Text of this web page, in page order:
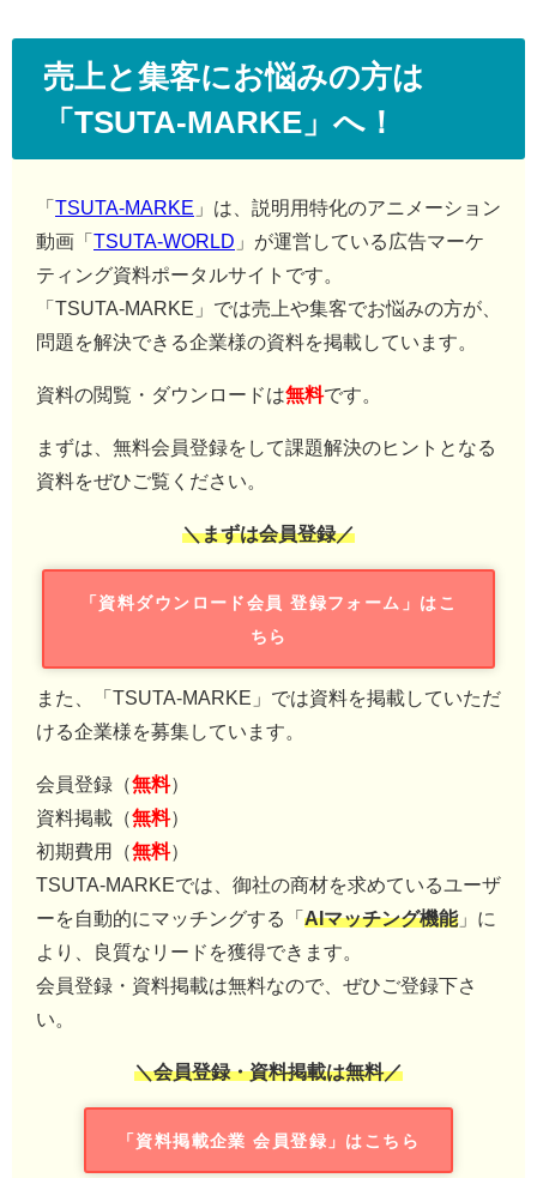
売上と集客にお悩みの方は
「TSUTA-MARKE」へ！
「 TSUTA-MARKE 」は、説明用特化のアニメーション
動画「 TSUTA-WORLD 」が運営している広告マーケ
ティング資料ポータルサイトです。
「TSUTA-MARKE」では売上や集客でお悩みの方が、
問題を解決できる企業様の資料を掲載しています。
資料の閲覧・ダウンロードは無料です。
まずは、無料会員登録をして課題解決のヒントとなる
資料をぜひご覧ください。
＼まずは会員登録／
「資料ダウンロード会員 登録フォーム」はこ
ちら
また、「TSUTA-MARKE」では資料を掲載していただ
ける企業様を募集しています。
会員登録（無料）
資料掲載（無料）
初期費用（無料）
TSUTA-MARKEでは、御社の商材を求めているユーザ
ーを自動的にマッチングする「 AIマッチング機能」に
より、良質なリードを獲得できます。
会員登録・資料掲載は無料なので、ぜひご登録下さ
い。
＼会員登録・資料掲載は無料／
「資料掲載企業 会員登録」はこちら